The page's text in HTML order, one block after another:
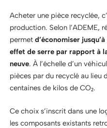
Acheter une pièce recyclée,
production. Selon l’ADEME,
permet d’économiser
effet de serre par rapport à
neuve. À l’échelle d’un
pièces par du recyclé au lieu
centaines de kilos de CO₂.
Ce choix s’inscrit dans une
les composants existants